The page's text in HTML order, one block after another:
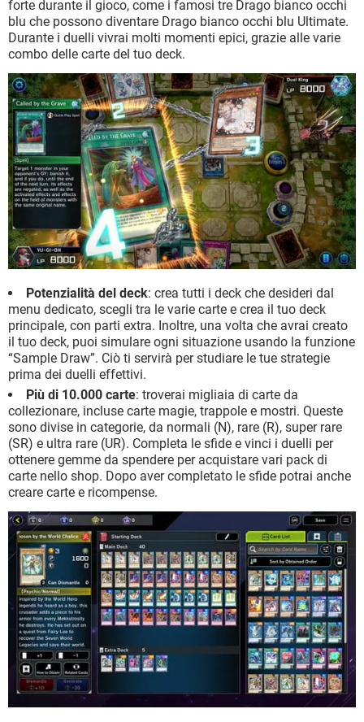
forte durante il gioco, come i famosi tre Drago bianco occhi
blu che possono diventare Drago bianco occhi blu Ultimate.
Durante i duelli vivrai molti momenti epici, grazie alle varie
combo delle carte del tuo deck.
Potenzialità del deck: crea tutti i deck che desideri dal
menu dedicato, scegli tra le varie carte e crea il tuo deck
principale, con parti extra. Inoltre, una volta che avrai creato
il tuo deck, puoi simulare ogni situazione usando la funzione
“Sample Draw”. Ciò ti servirà per studiare le tue strategie
prima dei duelli effettivi.
Più di 10.000 carte: troverai migliaia di carte da
collezionare, incluse carte magie, trappole e mostri. Queste
sono divise in categorie, da normali (N), rare (R), super rare
(SR) e ultra rare (UR). Completa le sfide e vinci i duelli per
ottenere gemme da spendere per acquistare vari pack di
carte nello shop. Dopo aver completato le sfide potrai anche
creare carte e ricompense.